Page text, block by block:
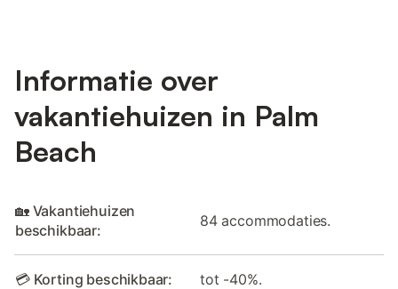
Informatie over
vakantiehuizen in Palm
Beach
🏡 Vakantiehuizen
beschikbaar:
84 accommodaties.
💳 Korting beschikbaar: tot -40%.